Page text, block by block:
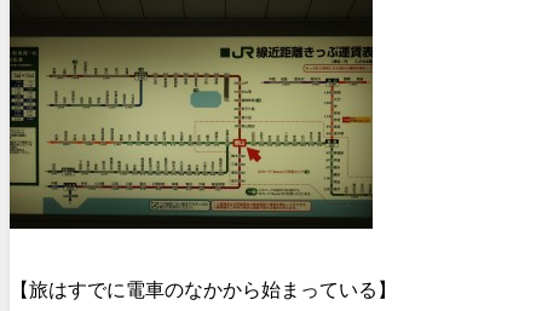
【旅はすでに電車のなかから始まっている】